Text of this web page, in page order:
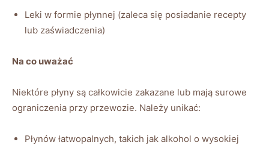
Leki w formie płynnej (zaleca się posiadanie recepty
lub zaświadczenia)
Na co uważać
Niektóre płyny są całkowicie zakazane lub mają surowe
ograniczenia przy przewozie. Należy unikać:
Płynów łatwopalnych, takich jak alkohol o wysokiej